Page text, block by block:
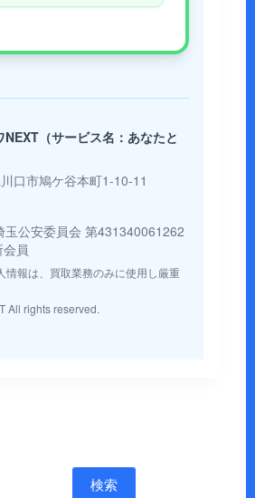
（サービス名：あなたと
口市鳩ケ谷本町1-10-11
玉公安委員会 第431340061262
員
情報は、買取業務のみに使用し厳重
All rights reserved.
検索